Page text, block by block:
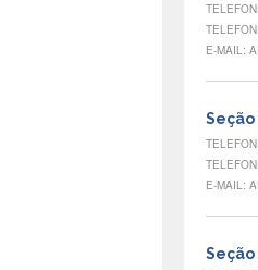
E-MAIL:
E-MAIL:
Seção